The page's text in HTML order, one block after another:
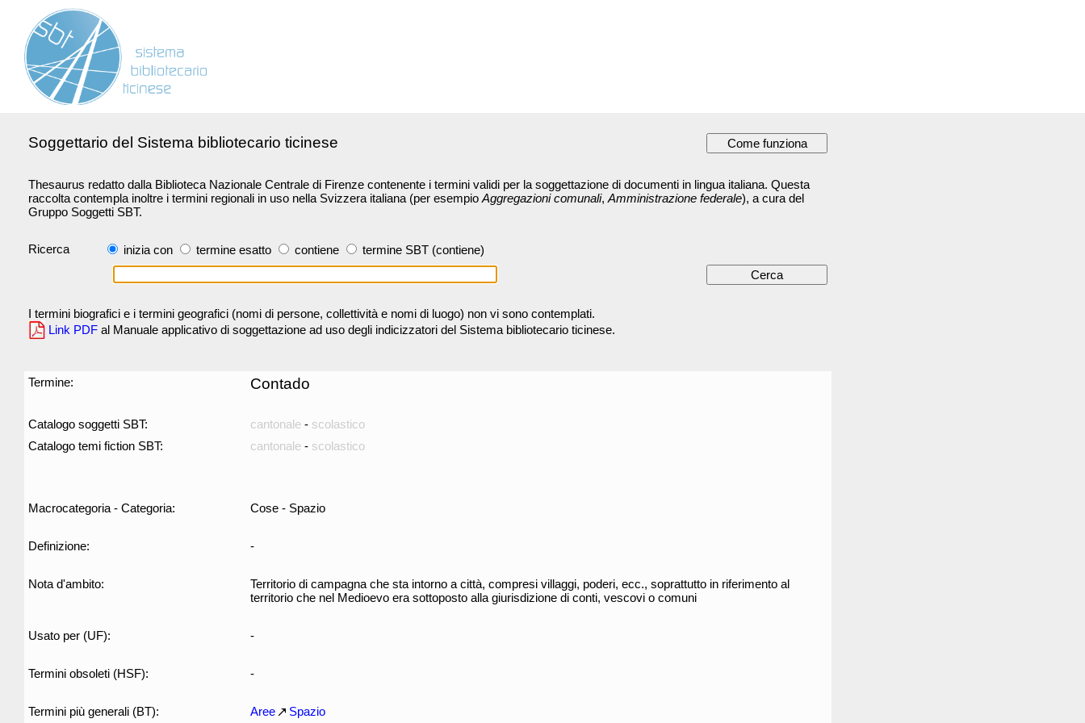
Soggettario del Sistema bibliotecario ticinese
Thesaurus redatto dalla Biblioteca Nazionale Centrale di Firenze contenente i termini validi per la soggettazione di documenti in lingua italiana. Questa
raccolta contempla inoltre i termini regionali in uso nella Svizzera italiana (per esempio Aggregazioni comunali, Amministrazione federale), a cura del
Gruppo Soggetti SBT.
Ricerca inizia con termine esatto contiene termine SBT (contiene)
I termini biografici e i termini geografici (nomi di persone, collettività e nomi di luogo) non vi sono contemplati.
Link PDF al Manuale applicativo di soggettazione ad uso degli indicizzatori del Sistema bibliotecario ticinese.
Termine: Contado
Catalogo soggetti SBT: cantonale - scolastico
Catalogo temi fiction SBT:
cantonale - scolastico
Macrocategoria - Categoria: Cose - Spazio
Definizione: -
Nota d'ambito:
Territorio di campagna che sta intorno a città, compresi villaggi, poderi, ecc., soprattutto in riferimento al
territorio che nel Medioevo era sottoposto alla giurisdizione di conti, vescovi o comuni
Usato per (UF): -
Termini obsoleti (HSF): -
Termini più generali (BT): Aree Spazio